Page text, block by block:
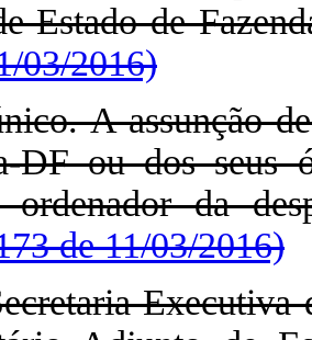
Estado de
03/2016)
A assunção
DF ou dos seus
ordenador da
de 11/03/2016)